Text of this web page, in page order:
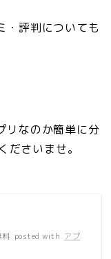
・評判についても
リなのか簡単に分
ださいませ。
料 posted with アプ